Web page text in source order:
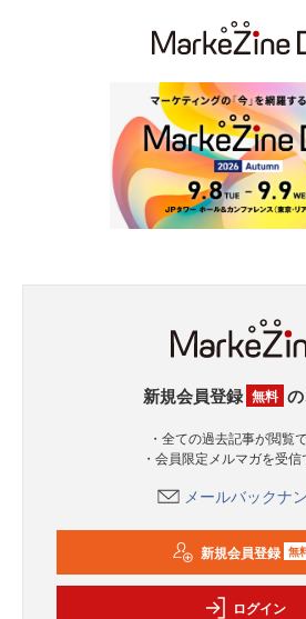
新規会員登録 無料
・全ての過去記事が閲覧
・会員限定メルマガを受
メールバックナ
新規会員登録 無
ログイン